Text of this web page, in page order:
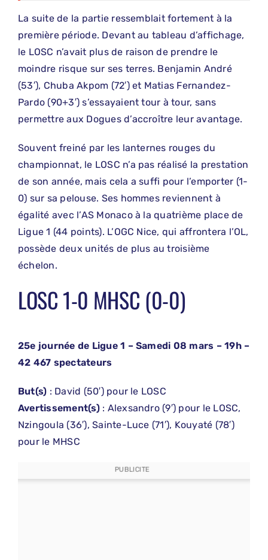
La suite de la partie ressemblait fortement à la
première période. Devant au tableau d’affichage,
le LOSC n’avait plus de raison de prendre le
moindre risque sur ses terres. Benjamin André
(53′), Chuba Akpom (72′) et Matias Fernandez-
Pardo (90+3′) s’essayaient tour à tour, sans
permettre aux Dogues d’accroître leur avantage.
Souvent freiné par les lanternes rouges du
championnat, le LOSC n’a pas réalisé la prestation
de son année, mais cela a suffi pour l’emporter (1-
0) sur sa pelouse. Ses hommes reviennent à
égalité avec l’AS Monaco à la quatrième place de
Ligue 1 (44 points). L’OGC Nice, qui affrontera l’OL,
possède deux unités de plus au troisième
échelon.
LOSC 1-0 MHSC (0-0)
25e journée de Ligue 1 – Samedi 08 mars – 19h –
42 467 spectateurs
But(s) : David (50′) pour le LOSC
Avertissement(s): Alexsandro (9′) pour le LOSC,
Nzingoula (36′), Sainte-Luce (71′), Kouyaté (78′)
pour le MHSC
PUBLICITE